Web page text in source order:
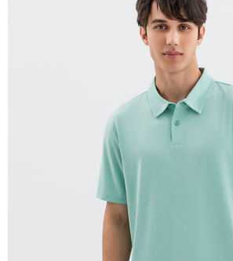
每筆NT$130，滿NT$1,000(含以上)免運費